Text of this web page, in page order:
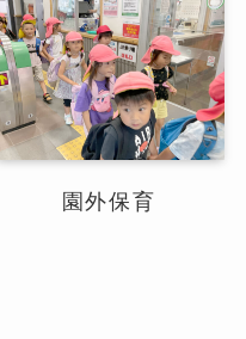
園外保育